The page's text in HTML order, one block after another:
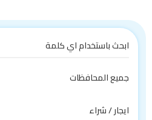
جميع المحافظات
ايجار / شراء